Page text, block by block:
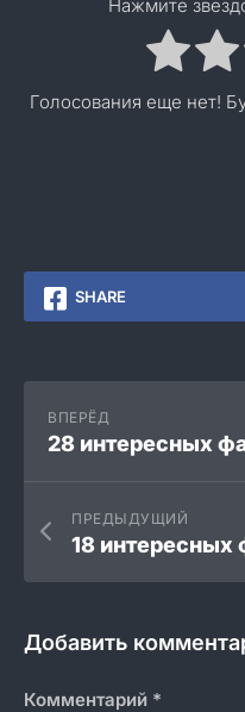
Нажмите
Голосования еще нет!
SHARE
ВПЕРЁД
28 интересных
ПРЕДЫДУЩИЙ
18 интересных
Добавить
Комментарий *